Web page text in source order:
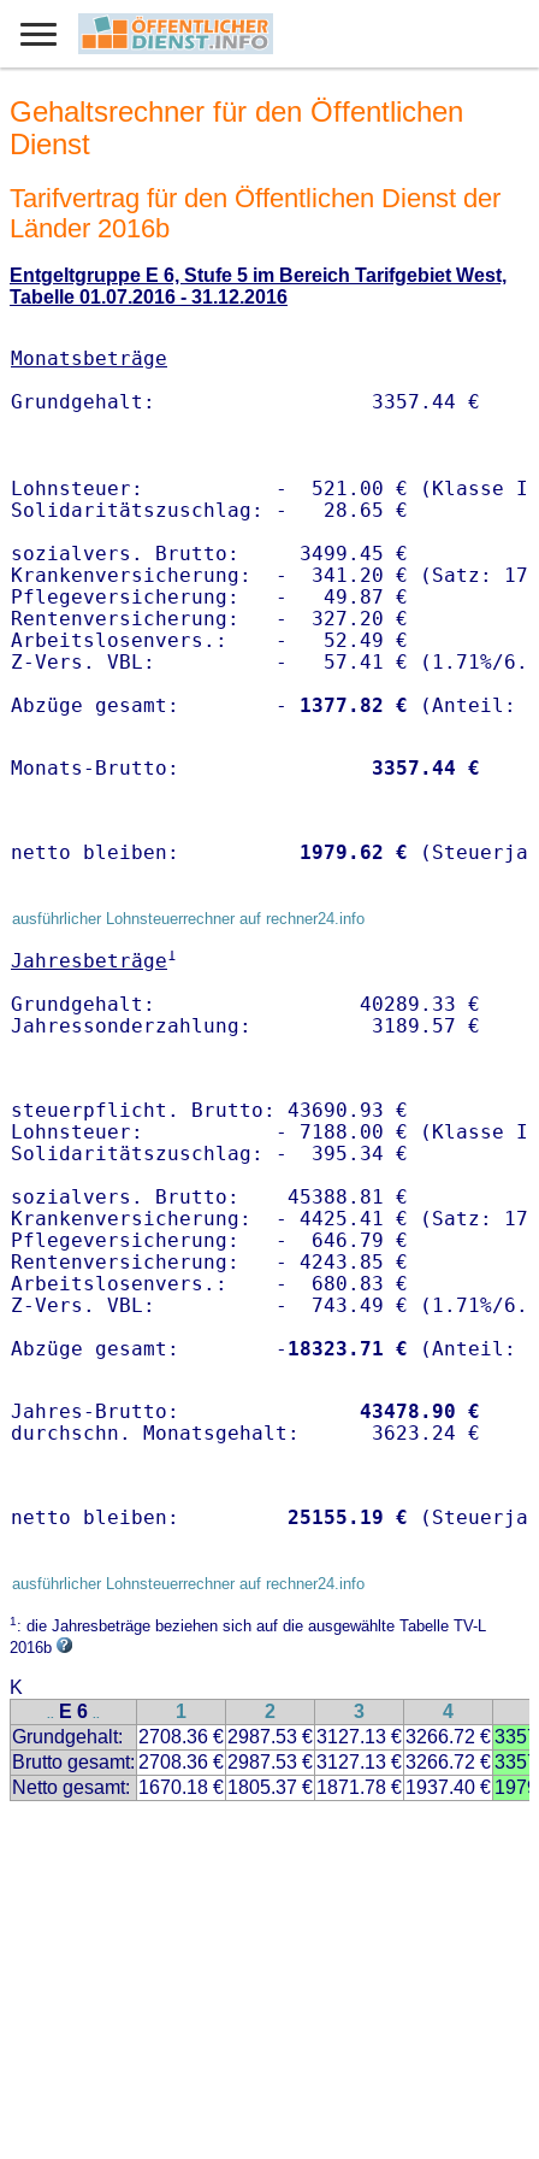
Gehaltsrechner für den Öffentlichen
Dienst
Tarifvertrag für den Öffentlichen Dienst der
Länder 2016b
Entgeltgruppe E 6, Stufe 5 im Bereich Tarifgebiet West,
Tabelle 01.07.2016 - 31.12.2016
Monatsbeträge
Lohnsteuer:           -  521.00 € (Klasse I)
Solidaritätszuschlag: -   28.65 €
sozialvers. Brutto:     3499.45 €
Krankenversicherung:  -  341.20 € (Satz:
Pflegeversicherung:   -   49.87 €
Rentenversicherung:   -  327.20 €
Arbeitslosenvers.:    -   52.49 €
Z-Vers. VBL:          -   57.41 € ( 1.71%/
Abzüge gesamt:        -
1377.82 €
Monats-Brutto: 3357.44 €
netto bleiben: 1979.62 €
ausführlicher Lohnsteuerrechner auf rechner24.info
Jahresbeträge1
Grundgehalt:                 40289.33 €
steuerpflicht. Brutto: 43690.93 €
Lohnsteuer:           - 7188.00 € (Klasse I)
Solidaritätszuschlag: -  395.34 €
sozialvers. Brutto:    45388.81 €
Krankenversicherung:  - 4425.41 € (Satz:
Pflegeversicherung:   -  646.79 €
Rentenversicherung:   - 4243.85 €
Arbeitslosenvers.:    -  680.83 €
Z-Vers. VBL:          -  743.49 € ( 1.71%/
Abzüge gesamt:        - 18323.71 €
Jahres-Brutto: 43478.90 €
netto bleiben: 25155.19 €
ausführlicher Lohnsteuerrechner auf rechner24.info
1: die Jahresbeträge beziehen sich auf die ausgewählte Tabelle TV-L
2016b
K
.. E 6 .. 1 2 3 4
Grundgehalt:
2708.36 € 2987.53 €3127.13 €3266.72 €
Brutto gesamt: 2708.36 € 2987.53 €3127.13 €3266.72 €
Netto gesamt: 1670.18 € 1805.37 € 1871.78 € 1937.40 €